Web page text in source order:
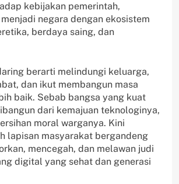
kebijakan pemerintah,
negara dengan ekosistem
berdaya saing, dan
berarti melindungi keluarga,
dan ikut membangun masa
baik. Sebab bangsa yang kuat
dari kemajuan teknologinya,
moral warganya. Kini
lapisan masyarakat bergandeng
mencegah, dan melawan judi
digital yang sehat dan generasi